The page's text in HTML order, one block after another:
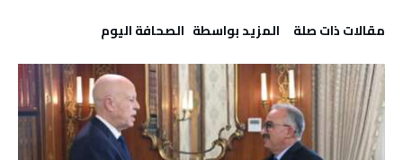
‫مقالات ذات صلة‬ ‫‫المزيد بواسطة‬ ‬ ‭ ‬الصحافة‭ ‬اليوم